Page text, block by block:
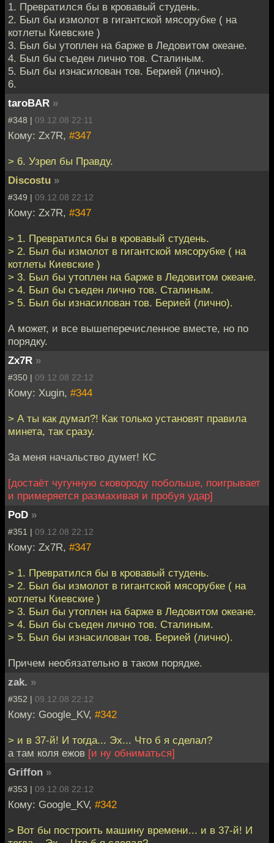
1. Превратился бы в кровавый студень.
2. Был бы измолот в гигантской мясорубке ( на
котлеты Киевские )
3. Был бы утоплен на барже в Ледовитом океане.
4. Был бы съеден лично тов. Сталиным.
5. Был бы изнасилован тов. Берией (лично).
6.
taroBAR »
#348 | 09.12.08 22:11
Кому: Zx7R, #347
> 6. Узрел бы Правду.
Discostu »
#349 | 09.12.08 22:12
Кому: Zx7R, #347
> 1. Превратился бы в кровавый студень.
> 2. Был бы измолот в гигантской мясорубке ( на
котлеты Киевские )
> 3. Был бы утоплен на барже в Ледовитом океане.
> 4. Был бы съеден лично тов. Сталиным.
> 5. Был бы изнасилован тов. Берией (лично).
А может, и все вышеперечисленное вместе, но по
порядку.
Zx7R »
#350 | 09.12.08 22:12
Кому: Xugin, #344
> А ты как думал?! Как только установят правила
минета, так сразу.
За меня начальство думет! КС
[достаёт чугунную сковороду побольше, поигрывает
и примеряется размахивая и пробуя удар]
PoD »
#351 | 09.12.08 22:12
Кому: Zx7R, #347
> 1. Превратился бы в кровавый студень.
> 2. Был бы измолот в гигантской мясорубке ( на
котлеты Киевские )
> 3. Был бы утоплен на барже в Ледовитом океане.
> 4. Был бы съеден лично тов. Сталиным.
> 5. Был бы изнасилован тов. Берией (лично).
Причем необязательно в таком порядке.
zak. »
#352 | 09.12.08 22:12
Кому: Google_KV, #342
> и в 37-й! И тогда... Эх... Что б я сделал?
а там коля ежов [и ну обниматься]
Griffon »
#353 | 09.12.08 22:12
Кому: Google_KV, #342
> Вот бы построить машину времени... и в 37-й! И